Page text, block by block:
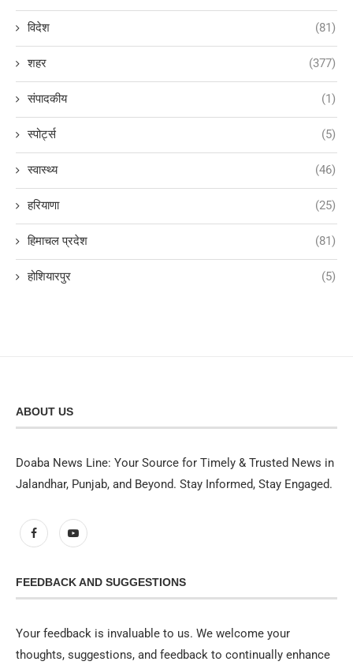
विदेश (81)
शहर (377)
संपादकीय (1)
स्पोर्ट्स (5)
स्वास्थ्य (46)
हरियाणा (25)
हिमाचल प्रदेश (81)
होशियारपुर (5)
ABOUT US
Doaba News Line: Your Source for Timely & Trusted News in
Jalandhar, Punjab, and Beyond. Stay Informed, Stay Engaged.
FEEDBACK AND SUGGESTIONS
Your feedback is invaluable to us. We welcome your
thoughts, suggestions, and feedback to continually enhance